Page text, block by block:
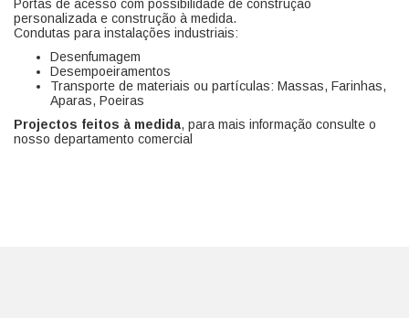
Portas de acesso com possibilidade de construção
personalizada e construção à medida.
Condutas para instalações industriais:
Desenfumagem
Desempoeiramentos
Transporte de materiais ou partículas: Massas, Farinhas,
Aparas, Poeiras
Projectos feitos à medida, para mais informação consulte o
nosso departamento comercial